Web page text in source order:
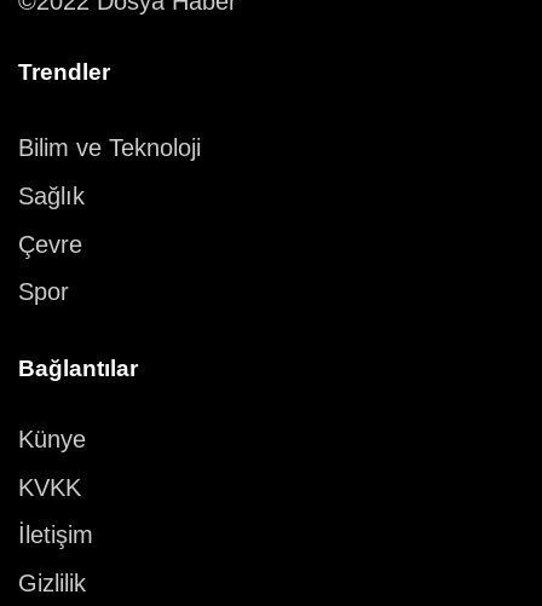
Trendler
Bilim ve Teknoloji
Sağlık
Çevre
Spor
Bağlantılar
Künye
KVKK
İletişim
Gizlilik